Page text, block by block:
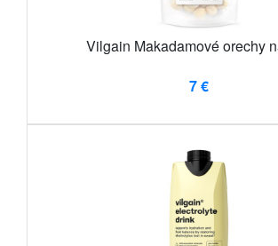
Vilgain Makadamové orechy
7 €